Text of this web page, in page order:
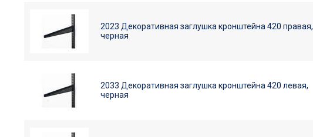
2023 Декоративная заглушка кронштейна 420 правая,
черная
2033 Декоративная заглушка кронштейна 420 левая,
черная